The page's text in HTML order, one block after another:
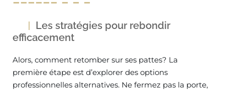
Les stratégies pour rebondir
efficacement
Alors, comment retomber sur ses pattes? La
première étape est d’explorer des options
professionnelles alternatives. Ne fermez pas la porte,